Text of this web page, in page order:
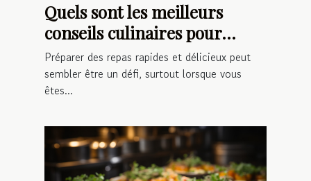
Quels sont les meilleurs
conseils culinaires pour
préparer des repas rapides et
délicieux ?
Préparer des repas rapides et délicieux peut
sembler être un défi, surtout lorsque vous
êtes...